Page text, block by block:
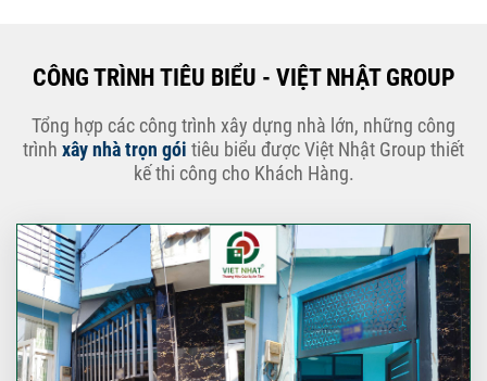
CÔNG TRÌNH TIÊU BIỂU - VIỆT NHẬT GROUP
Tổng hợp các công trình xây dựng nhà lớn, những công
trình xây nhà trọn gói tiêu biểu được Việt Nhật Group thiết
kế thi công cho Khách Hàng.